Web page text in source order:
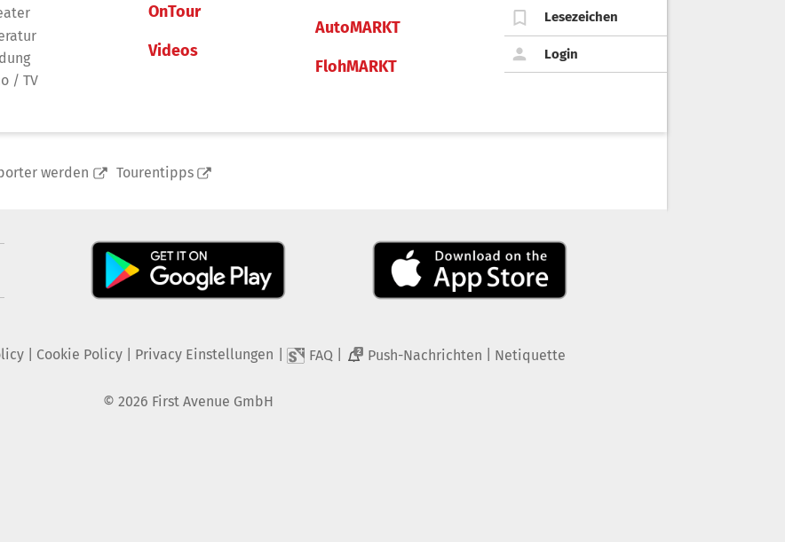
/ TV
OnTour
Videos
AutoMARKT
FlohMARKT
Lesezeichen
Login
werden Tourentipps
| Cookie Policy| Privacy Einstellungen FAQ 2 Push-Nachrichten Netiquette
© 2026 First Avenue GmbH